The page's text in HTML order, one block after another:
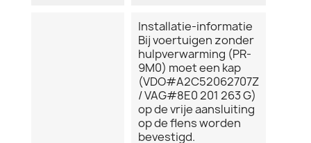
Installatie-informatie
Bij voertuigen zonder
hulpverwarming (PR-
9M0) moet een kap
(VDO#A2C52062707Z
/ VAG#8E0 201 263 G)
op de vrije aansluiting
op de flens worden
bevestigd.